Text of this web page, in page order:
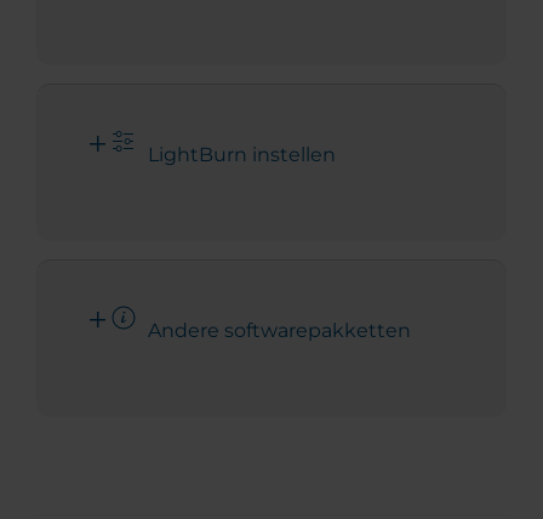
LightBurn instellen
Andere softwarepakketten